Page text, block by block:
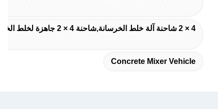
4 × 2 شاحنة آلة خلط الخرسانة,شاحنة 4 × 2 جاهزة لخلط الخرسانة,مواقع البناء مصففات الخرسانة شاحنة
Concrete Mixer Vehicle